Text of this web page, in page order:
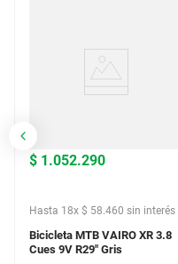
$ 1.052.290
Hasta 18x $ 58.460 sin interés
Bicicleta MTB VAIRO XR 3.8
Cues 9V R29" Gris